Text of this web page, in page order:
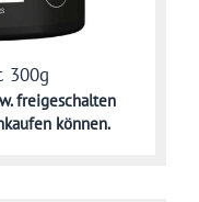
300g
freigeschalten
können.